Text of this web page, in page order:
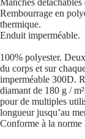
Manches
Rembourrage en
thermique.
Enduit imperméable.
100% polyester.
du corps et sur
imperméable 300D.
diamant de 180 g /
pour de multiples
longueur jusqu’au
Conforme à la